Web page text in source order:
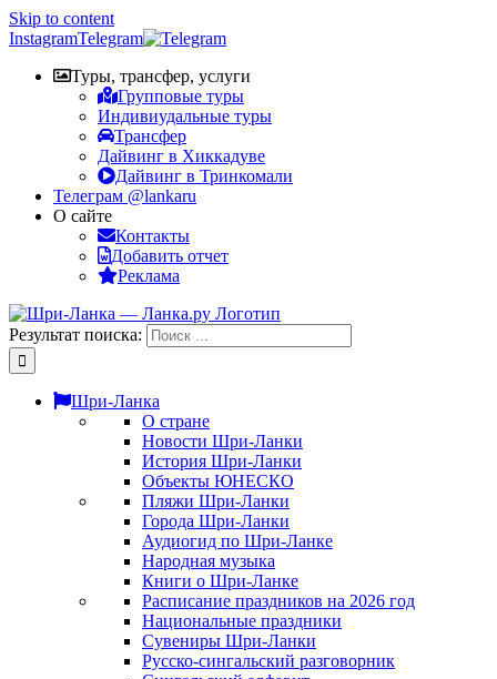
Skip to content
InstagramTelegram
Туры, трансфер, услуги
Групповые туры
Индивиудальные туры
Трансфер
Дайвинг в Хиккадуве
Дайвинг в Тринкомали
Телеграм @lankaru
О сайте
Контакты
Добавить отчет
Реклама
Результат поиска:
Шри-Ланка
О стране
Новости Шри-Ланки
История Шри-Ланки
Объекты ЮНЕСКО
Пляжи Шри-Ланки
Города Шри-Ланки
Аудиогид по Шри-Ланке
Народная музыка
Книги о Шри-Ланке
Расписание праздников на 2026 год
Национальные праздники
Сувениры Шри-Ланки
Русско-сингальский разговорник